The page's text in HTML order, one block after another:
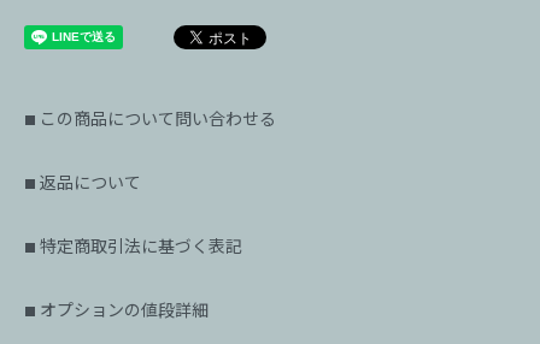
■ この商品について問い合わせる
■ 返品について
■ 特定商取引法に基づく表記
■ オプションの値段詳細